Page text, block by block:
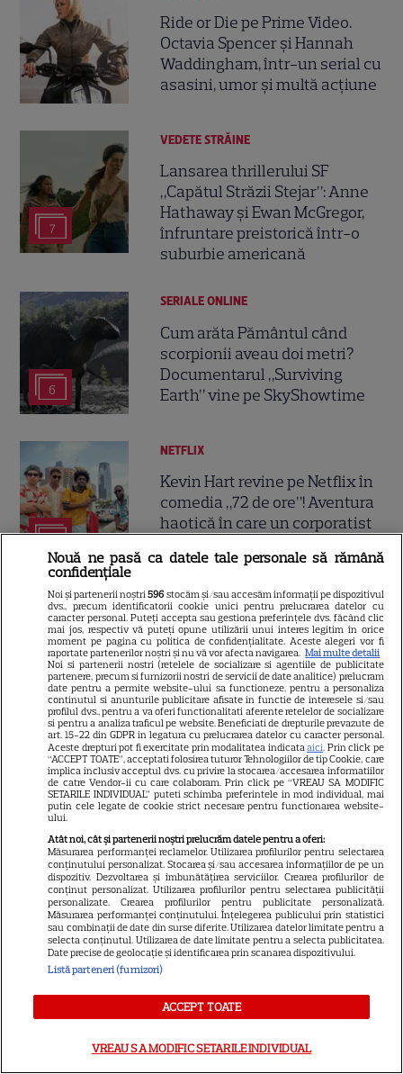
Ride or Die pe Prime Video.
Octavia Spencer și Hannah
Waddingham, într-un serial cu
asasini, umor și multă acțiune
7
VEDETE STRĂINE
Lansarea thrillerului SF
„Capătul Străzii Stejar”: Anne
Hathaway și Ewan McGregor,
înfruntare preistorică într-o
suburbie americană
6
SERIALE ONLINE
Cum arăta Pământul când
scorpionii aveau doi metri?
Documentarul „Surviving
Earth” vine pe SkyShowtime
3
NETFLIX
Kevin Hart revine pe Netflix în
comedia „72 de ore”! Aventura
haotică în care un corporatist
petrecere a burlacilor
38
VEDETE STRĂINE
Glenn Close primește premiul
Oscar onorific la 79 de ani!
Recunoaștere istorică după 8
nominalizări necâștigate
13
RECOMANDĂRI
Can Yaman revine la TV în
România! „El Turco”, premiera
de la Pro TV și disponibil
integral pe VOYO
ŞTIRI
Nouă ne pasă ca datele tale personale să rămână
confidențiale
Noi și partenerii noștri596 stocăm și/sau accesăm informații pe dispozitivul
dvs., precum identificatorii cookie unici pentru prelucrarea datelor cu
caracter personal. Puteți accepta sau gestiona preferințele dvs. făcând clic
mai jos, respectiv vă puteți opune utilizării unui interes legitim în orice
moment pe pagina cu politica de confidențialitate. Aceste alegeri vor fi
raportate partenerilor noștri și nu vă vor afecta navigarea. Mai multe detalii
Noi si partenerii nostri (retelele de socializare si agentiile de publicitate
partenere, precum si furnizorii nostri de servicii de date analitice) prelucram
date pentru a permite website-ului sa functioneze, pentru a personaliza
continutul si anunturile publicitare afisate in functie de interesele si/sau
profilul dvs., pentru a va oferi functionalitati aferente retelelor de socializare
si pentru a analiza traficul pe website. Beneficiati de drepturile prevazute de
art. 15-22 din GDPR in legatura cu prelucrarea datelor cu caracter personal.
Aceste drepturi pot fi exercitate prin modalitatea indicataaici. Prin click pe
“ACCEPT TOATE”, acceptati folosirea tuturor Tehnologiilor de tip Cookie, care
implica inclusiv acceptul dvs. cu privire la stocarea/accesarea informatiilor
de catre Vendor-ii cu care colaboram. Prin click pe “VREAU SA MODIFIC
SETARILE INDIVIDUAL” puteti schimba preferintele in mod individual, mai
putin cele legate de cookie strict necesare pentru functionarea website-
ului.
Atât noi, cât și partenerii noștri prelucrăm datele pentru a oferi:
Măsurarea performanței reclamelor. Utilizarea profilurilor pentru selectarea
conținutului personalizat. Stocarea și/sau accesarea informațiilor de pe un
dispozitiv. Dezvoltarea și îmbunătățirea serviciilor. Crearea profilurilor de
conținut personalizat. Utilizarea profilurilor pentru selectarea publicității
personalizate. Crearea profilurilor pentru publicitate personalizată.
Măsurarea performanței conținutului. Înțelegerea publicului prin statistici
sau combinații de date din surse diferite. Utilizarea datelor limitate pentru a
selecta conținutul. Utilizarea de date limitate pentru a selecta publicitatea.
Date precise de geolocație și identificarea prin scanarea dispozitivului.
Listă parteneri (furnizori)
ACCEPT TOATE
VREAU SA MODIFIC SETARILE INDIVIDUAL